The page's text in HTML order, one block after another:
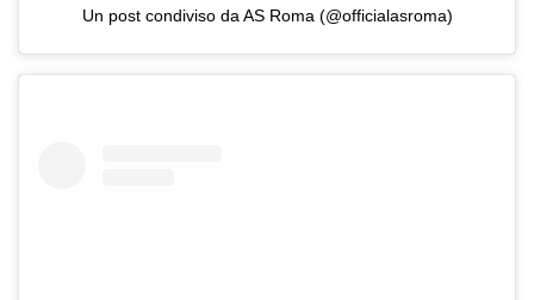
Un post condiviso da AS Roma (@officialasroma)